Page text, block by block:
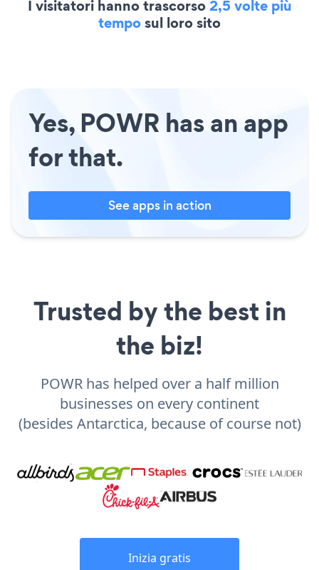
I visitatori hanno trascorso2,5 volte più
temposul loro sito
Yes, POWR has an app
for that.
See apps in action
Trusted by the best in
the biz!
POWR has helped over a half million
businesses on every continent
(besides Antarctica, because of course not)
Inizia gratis